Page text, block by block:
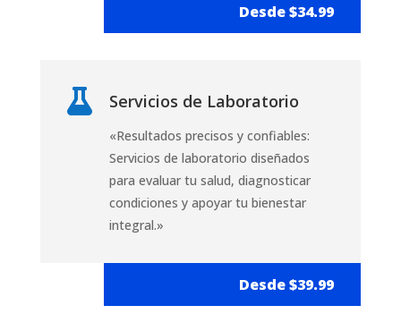
Desde $34.99
 Servicios de Laboratorio
«Resultados precisos y confiables:
Servicios de laboratorio diseñados
para evaluar tu salud, diagnosticar
condiciones y apoyar tu bienestar
integral.»
Desde $39.99